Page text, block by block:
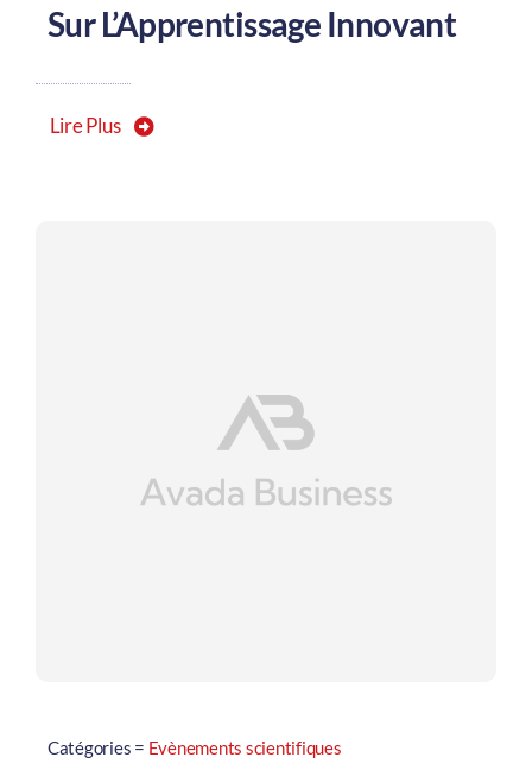
Sur L’Apprentissage Innovant
Lire Plus
Catégories = Evènements scientifiques